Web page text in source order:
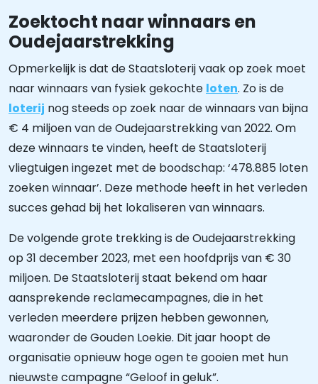
Zoektocht naar winnaars en
Oudejaarstrekking
Opmerkelijk is dat de Staatsloterij vaak op zoek moet
naar winnaars van fysiek gekochte loten. Zo is de
loterij nog steeds op zoek naar de winnaars van bijna
€ 4 miljoen van de Oudejaarstrekking van 2022. Om
deze winnaars te vinden, heeft de Staatsloterij
vliegtuigen ingezet met de boodschap: ‘478.885 loten
zoeken winnaar’. Deze methode heeft in het verleden
succes gehad bij het lokaliseren van winnaars.
De volgende grote trekking is de Oudejaarstrekking
op 31 december 2023, met een hoofdprijs van € 30
miljoen. De Staatsloterij staat bekend om haar
aansprekende reclamecampagnes, die in het
verleden meerdere prijzen hebben gewonnen,
waaronder de Gouden Loekie. Dit jaar hoopt de
organisatie opnieuw hoge ogen te gooien met hun
nieuwste campagne “Geloof in geluk”.